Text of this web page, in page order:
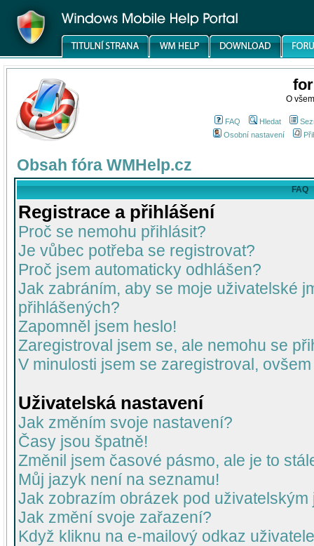
O
FAQ Hledat
Osobní nastavení
Obsah fóra WMHelp.cz
FAQ
Registrace a přihlášení
Proč se nemohu přihlásit?
Je vůbec potřeba se registrovat?
Proč jsem automaticky odhlášen?
Jak zabráním, aby se moje uživatelské
přihlášených?
Zapomněl jsem heslo!
Zaregistroval jsem se, ale nemohu se
V minulosti jsem se zaregistroval,
Uživatelská nastavení
Jak změním svoje nastavení?
Časy jsou špatně!
Změnil jsem časové pásmo, ale je to
Můj jazyk není na seznamu!
Jak zobrazím obrázek pod uživatelským
Jak změní svoje zařazení?
Když kliknu na e-mailový odkaz